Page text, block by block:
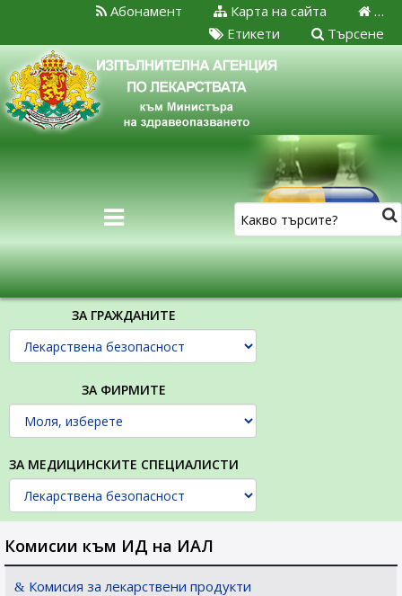
…
Карта на сайта
Абонамент
Търсене
Етикети
ЗА ГРАЖДАНИТЕ
ЗА ФИРМИТЕ
ЗА МЕДИЦИНСКИТЕ СПЕЦИАЛИСТИ
Комисии към ИД на ИАЛ
Комисия за лекарствени продукти